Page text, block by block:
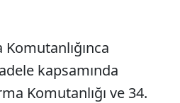
kapsamında
Komutanlığı ve 34.